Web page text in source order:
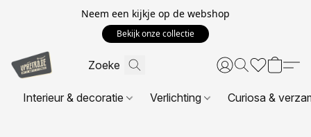
Neem een kijkje op de webshop
Bekijk onze collectie
Interieur & decoratie Verlichting Curiosa &